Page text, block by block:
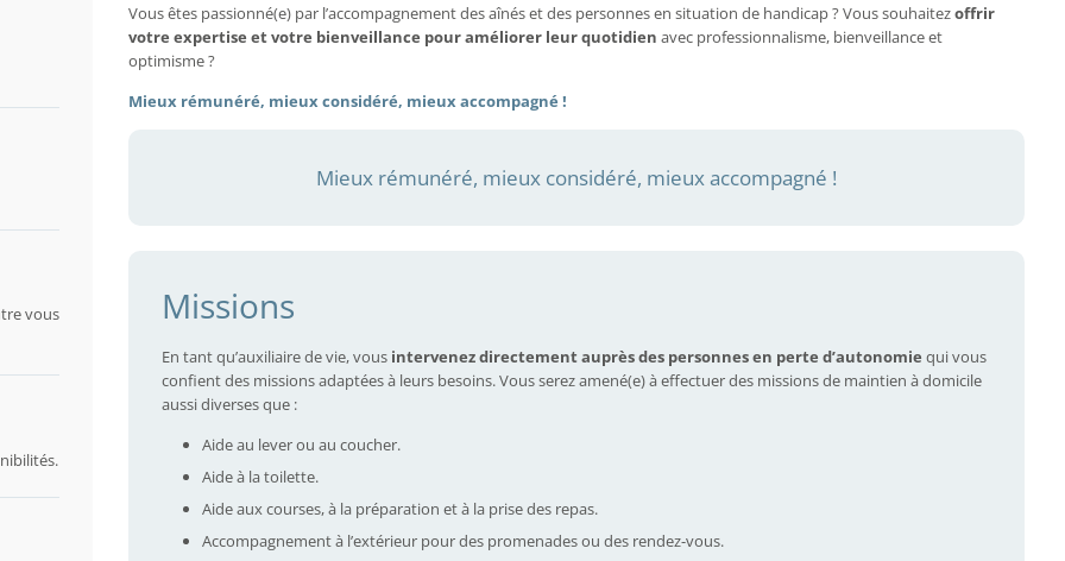
vous
Vous êtes passionné(e) par l’accompagnement des aînés et des personnes en situation de handicap ? Vous souhaitezoffrir
votre expertise et votre bienveillance pour améliorer leur quotidien avec professionnalisme, bienveillance et
optimisme ?
Mieux rémunéré, mieux considéré, mieux accompagné !
Mieux rémunéré, mieux considéré, mieux accompagné !
Missions
En tant qu’auxiliaire de vie, vous intervenez directement auprès des personnes en perte d’autonomie qui vous
confient des missions adaptées à leurs besoins. Vous serez amené(e) à effectuer des missions de maintien à domicile
aussi diverses que :
Aide au lever ou au coucher.
Aide à la toilette.
Aide aux courses, à la préparation et à la prise des repas.
Accompagnement à l’extérieur pour des promenades ou des rendez-vous.